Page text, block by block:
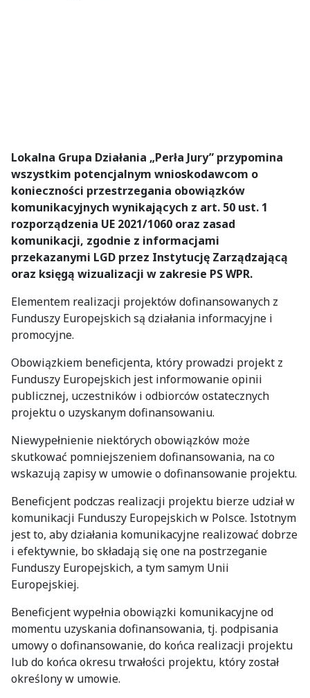
Lokalna Grupa Działania „Perła Jury” przypomina
wszystkim potencjalnym wnioskodawcom o
konieczności przestrzegania obowiązków
komunikacyjnych wynikających z art. 50 ust. 1
rozporządzenia UE 2021/1060 oraz zasad
komunikacji, zgodnie z informacjami
przekazanymi LGD przez Instytucję Zarządzającą
oraz księgą wizualizacji w zakresie PS WPR.
Elementem realizacji projektów dofinansowanych z
Funduszy Europejskich są działania informacyjne i
promocyjne.
Obowiązkiem beneficjenta, który prowadzi projekt z
Funduszy Europejskich jest informowanie opinii
publicznej, uczestników i odbiorców ostatecznych
projektu o uzyskanym dofinansowaniu.
Niewypełnienie niektórych obowiązków może
skutkować pomniejszeniem dofinansowania, na co
wskazują zapisy w umowie o dofinansowanie projektu.
Beneficjent podczas realizacji projektu bierze udział w
komunikacji Funduszy Europejskich w Polsce. Istotnym
jest to, aby działania komunikacyjne realizować dobrze
i efektywnie, bo składają się one na postrzeganie
Funduszy Europejskich, a tym samym Unii
Europejskiej.
Beneficjent wypełnia obowiązki komunikacyjne od
momentu uzyskania dofinansowania, tj. podpisania
umowy o dofinansowanie, do końca realizacji projektu
lub do końca okresu trwałości projektu, który został
określony w umowie.